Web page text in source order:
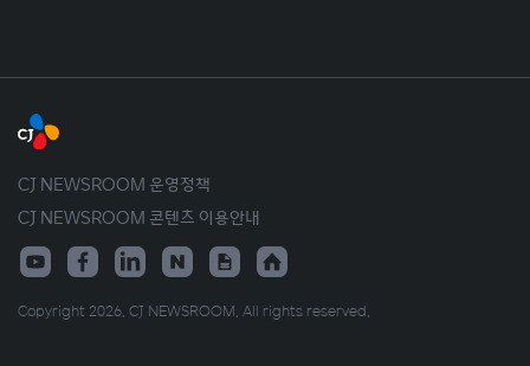
CJ NEWSROOM 운영정책
CJ NEWSROOM 콘텐츠 이용안내
Copyright 2026. CJ NEWSROOM. All rights reserved.